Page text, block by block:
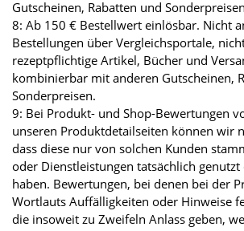
Gutscheinen, Rabatten und
8: Ab 150 € Bestellwert einlösbar. Nicht
Bestellungen über Vergleichsportale,
rezeptpflichtige Artikel, Bücher und
kombinierbar mit anderen Gutscheinen,
Sonderpreisen.
9: Bei Produkt- und Shop-Bewertungen
unseren Produktdetailseiten können wir
dass diese nur von solchen Kunden
oder Dienstleistungen tatsächlich
haben. Bewertungen, bei denen bei der
Wortlauts Auffälligkeiten oder Hinweise
die insoweit zu Zweifeln Anlass geben,